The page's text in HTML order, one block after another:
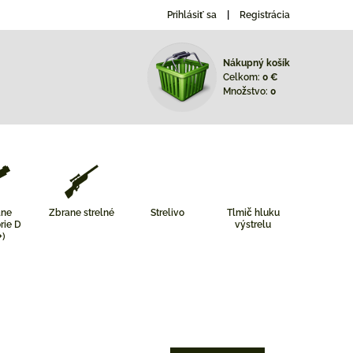
Prihlásiť sa Registrácia
Nákupný košík
Celkom: 0 €
Množstvo: 0
D
Zbrane strelné Strelivo
Tlmič hluku
výstrelu